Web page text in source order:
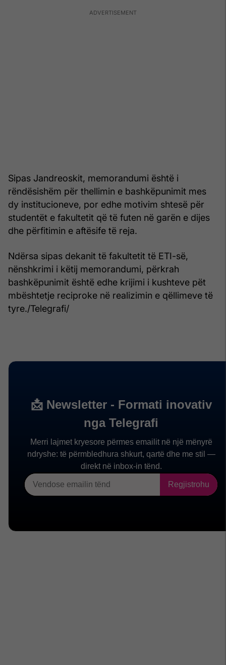
Sipas Jandreoskit, memorandumi është i
rëndësishëm për thellimin e bashkëpunimit mes
dy institucioneve, por edhe motivim shtesë për
studentët e fakultetit që të futen në garën e dijes
dhe përfitimin e aftësife të reja.
Ndërsa sipas dekanit të fakultetit të ETI-së,
nënshkrimi i këtij memorandumi, përkrah
bashkëpunimit është edhe krijimi i kushteve pët
mbështetje reciproke në realizimin e qëllimeve të
tyre./Telegrafi/